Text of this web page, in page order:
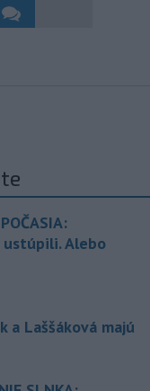
ustúpili. Alebo
a Laššáková majú